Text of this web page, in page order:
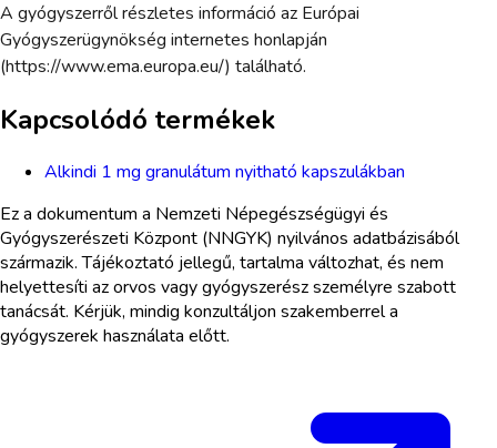
A gyógyszerről részletes információ az Európai
Gyógyszerügynökség internetes honlapján
(https://www.ema.europa.eu/) található.
Kapcsolódó termékek
Alkindi 1 mg granulátum nyitható kapszulákban
Ez a dokumentum a Nemzeti Népegészségügyi és
Gyógyszerészeti Központ (NNGYK) nyilvános adatbázisából
származik. Tájékoztató jellegű, tartalma változhat, és nem
helyettesíti az orvos vagy gyógyszerész személyre szabott
tanácsát. Kérjük, mindig konzultáljon szakemberrel a
gyógyszerek használata előtt.